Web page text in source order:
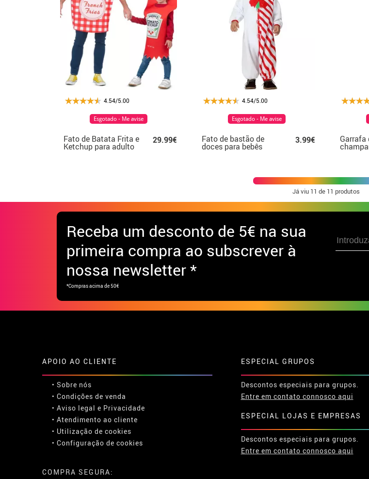
4.54/5.00
Fato de Batata Frita e
Ketchup para adulto
e criança
29.99€
Esgotado - Me avise
4.54/5.00
Fato de bastão de
doces para bebês
3.99€
Esgotado - Me avise
Garrafa
com
Já viu 11 de 11 produtos
Receba um desconto de 5€ na sua
primeira compra ao subscrever à
nossa newsletter *
*Compras acima de 50€
APOIO AO CLIENTE
• Sobre nós
• Condições de venda
• Aviso legal e Privacidade
• Atendimento ao cliente
• Utilização de cookies
• Configuração de cookies
ESPECIAL GRUPOS
Descontos especiais para grupos.
Entre em contato connosco aqui
ESPECIAL LOJAS E EMPRESAS
Descontos especiais para grupos.
Entre em contato connosco aqui
COMPRA SEGURA: